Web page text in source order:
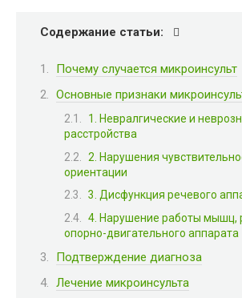
Содержание статьи:
Почему случается микроинсульт
Основные признаки
1. Невралгические и
расстройства
2. Нарушения
ориентации
3. Дисфункция речевого
4. Нарушение работы мышц,
опорно-двигательного аппарата
Подтверждение диагноза
Лечение микроинсульта